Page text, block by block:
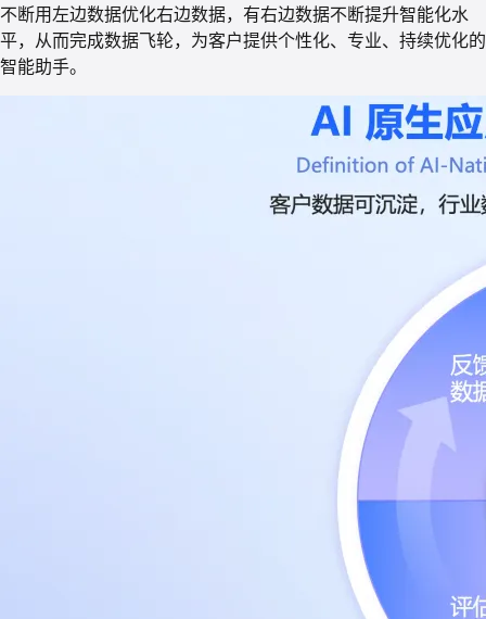
不断用左边数据优化右边数据，有右边数据不断提升智能化水
平，从而完成数据飞轮，为客户提供个性化、专业、持续优化的
智能助手。